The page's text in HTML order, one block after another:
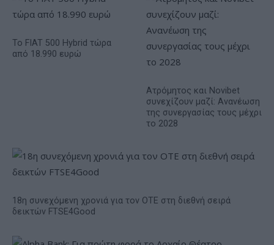
Το FIAT 500 Hybrid τώρα
από 18.990 ευρώ
Ατρόμητος και Novibet
συνεχίζουν μαζί: Ανανέωση
της συνεργασίας τους μέχρι
το 2028
18η συνεχόμενη χρονιά για τον ΟΤΕ στη διεθνή σειρά
δεικτών FTSE4Good